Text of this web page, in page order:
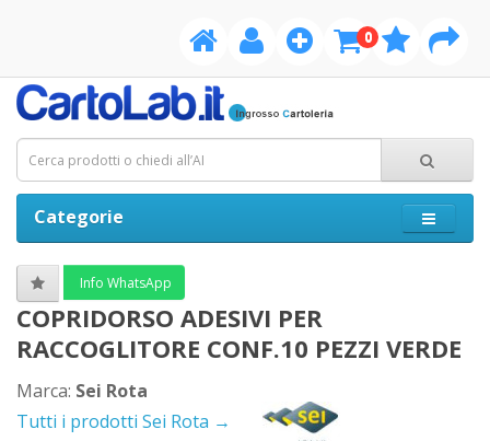
0
Categorie
Info WhatsApp
COPRIDORSO ADESIVI PER
RACCOGLITORE CONF.10 PEZZI VERDE
Marca: Sei Rota
Tutti i prodotti Sei Rota →